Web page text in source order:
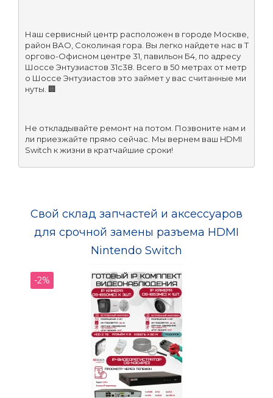
Наш сервисный центр расположен в городе Москве,
район ВАО, Соколиная гора. Вы легко найдете нас в Т
оргово-Офисном центре 31, павильон Б4, по адресу
Шоссе Энтузиастов 31с38. Всего в 50 метрах от метр
о Шоссе Энтузиастов это займет у вас считанные ми
нуты. 🏢
Не откладывайте ремонт на потом. Позвоните нам и
ли приезжайте прямо сейчас. Мы вернем ваш HDMI
Switch к жизни в кратчайшие сроки!
Свой склад запчастей и аксессуаров
для срочной замены разъема HDMI
Nintendo Switch
-2%